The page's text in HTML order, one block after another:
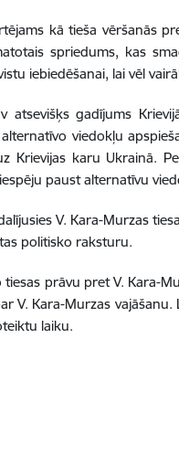
kā tieša vēršanās
spriedums, kas
iebiedēšanai, lai vēl
atsevišķs gadījums
viedokļu
Krievijas karu Ukrainā.
paust alternatīvu
V. Kara-Murzas
politisko raksturu.
prāvu pret V. Kara-
V. Kara-Murzas
laiku.